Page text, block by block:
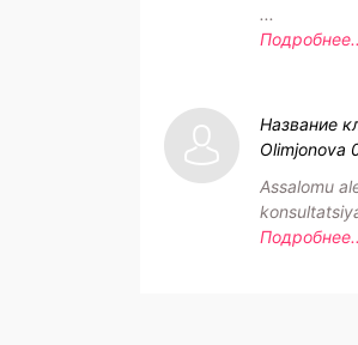
...
Название
Olimjonova
Assalomu